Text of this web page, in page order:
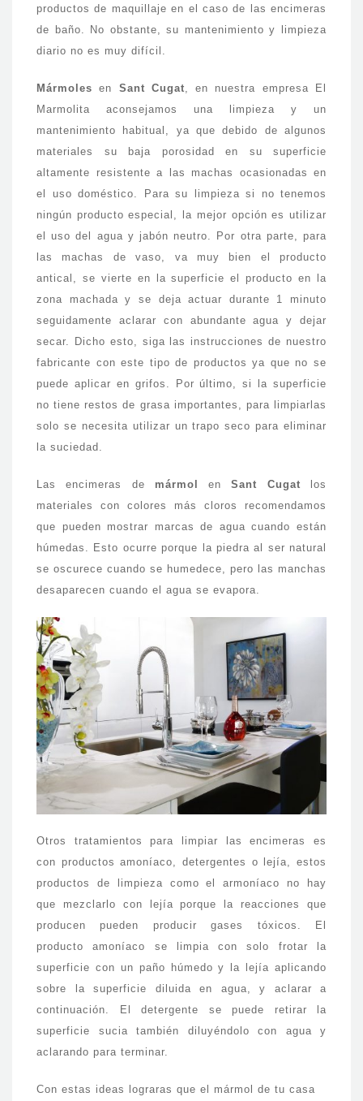
productos de maquillaje en el caso de las encimeras
de baño. No obstante, su mantenimiento y limpieza
diario no es muy difícil.
Mármolesen Sant Cugat, en nuestra empresa El
Marmolita aconsejamos una limpieza y un
mantenimiento habitual, ya que debido de algunos
materiales su baja porosidad en su superficie
altamente resistente a las machas ocasionadas en
el uso doméstico. Para su limpieza si no tenemos
ningún producto especial, la mejor opción es utilizar
el uso del agua y jabón neutro. Por otra parte, para
las machas de vaso, va muy bien el producto
antical, se vierte en la superficie el producto en la
zona machada y se deja actuar durante 1 minuto
seguidamente aclarar con abundante agua y dejar
secar. Dicho esto, siga las instrucciones de nuestro
fabricante con este tipo de productos ya que no se
puede aplicar en grifos. Por último, si la superficie
no tiene restos de grasa importantes, para limpiarlas
solo se necesita utilizar un trapo seco para eliminar
la suciedad.
Las encimeras de mármol enSant Cugat los
materiales con colores más cloros recomendamos
que pueden mostrar marcas de agua cuando están
húmedas. Esto ocurre porque la piedra al ser natural
se oscurece cuando se humedece, pero las manchas
desaparecen cuando el agua se evapora.
Otros tratamientos para limpiar las encimeras es
con productos amoníaco, detergentes o lejía, estos
productos de limpieza como el armoníaco no hay
que mezclarlo con lejía porque la reacciones que
producen pueden producir gases tóxicos. El
producto amoníaco se limpia con solo frotar la
superficie con un paño húmedo y la lejía aplicando
sobre la superficie diluida en agua, y aclarar a
continuación. El detergente se puede retirar la
superficie sucia también diluyéndolo con agua y
aclarando para terminar.
Con estas ideas lograras que el mármol de tu casa